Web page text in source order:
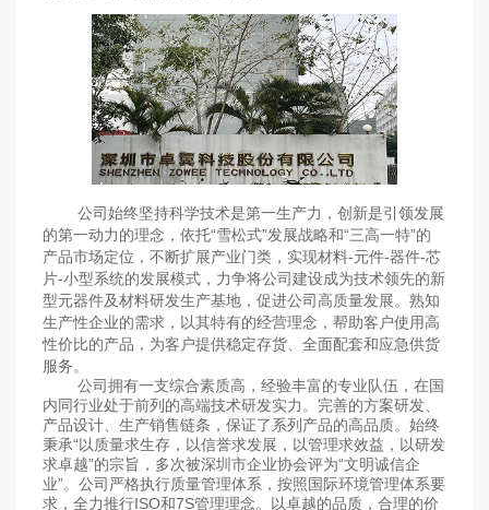
公司始终坚持科学技术是第一生产力，创新是引领发展
的第一动力的理念，依托“雪松式”发展战略和“三高一特”的
产品市场定位，不断扩展产业门类，实现材料-元件-器件-芯
片-小型系统的发展模式，力争将公司建设成为技术领先的新
型元器件及材料研发生产基地，促进公司高质量发展。熟知
生产性企业的需求，以其特有的经营理念，帮助客户使用高
性价比的产品，为客户提供稳定存货、全面配套和应急供货
服务。
公司拥有一支综合素质高，经验丰富的专业队伍，在国
内同行业处于前列的高端技术研发实力。完善的方案研发、
产品设计、生产销售链条，保证了系列产品的高品质。始终
秉承“以质量求生存，以信誉求发展，以管理求效益，以研发
求卓越”的宗旨，多次被深圳市企业协会评为“文明诚信企
业”。公司严格执行质量管理体系，按照国际环境管理体系要
求，全力推行ISO和7S管理理念。以卓越的品质，合理的价